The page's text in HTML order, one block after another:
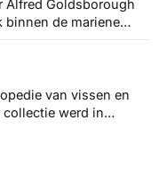
Alfred Goldsborough
binnen de mariene
en hun
Mayer zelf.
van vissen en
collectie werd in
driedimensionale